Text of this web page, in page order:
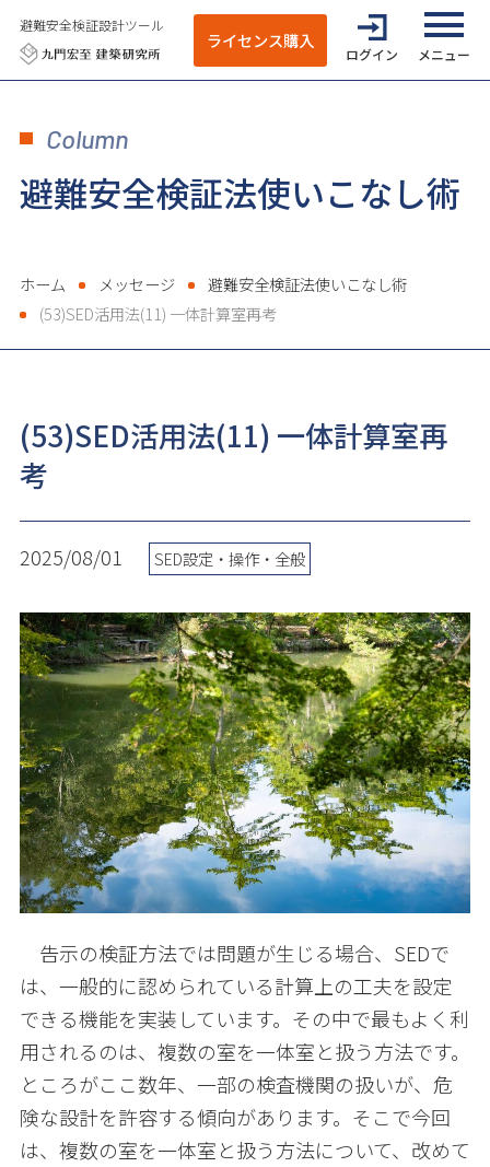
避難安全検証設計ツール
ライセンス購入
ログイン
全てのメニ
Column
避難安全検証法使いこなし術
ホーム メッセージ
避難安全検証法使いこなし術
(53)SED活用法(11) 一体計算室再考
(53)SED活用法(11) 一体計算室再
考
2025/08/01 SED設定・操作・全般
告示の検証方法では問題が生じる場合、 SEDで
は、一般的に認められている計算上の工夫を設定
できる機能を実装しています。その中で最もよく利
用されるのは、複数の室を一体室と扱う方法です。
ところがここ数年、一部の検査機関の扱いが、危
険な設計を許容する傾向があります。そこで今回
は、複数の室を一体室と扱う方法について、改めて